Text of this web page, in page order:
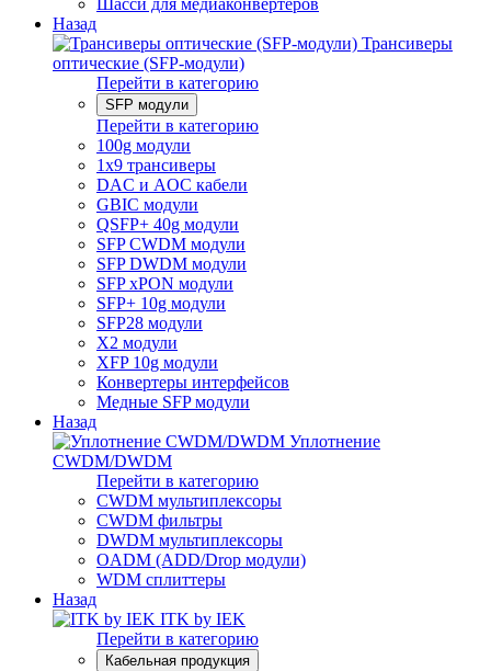
Шасси для медиаконвертеров
Назад
Трансиверы
оптические (SFP-модули)
Перейти в категорию
SFP модули
Перейти в категорию
100g модули
1x9 трансиверы
DAC и AOC кабели
GBIC модули
QSFP+ 40g модули
SFP CWDM модули
SFP DWDM модули
SFP xPON модули
SFP+ 10g модули
SFP28 модули
X2 модули
XFP 10g модули
Конвертеры интерфейсов
Медные SFP модули
Назад
Уплотнение
CWDM/DWDM
Перейти в категорию
CWDM мультиплексоры
CWDM фильтры
DWDM мультиплексоры
OADM (ADD/Drop модули)
WDM сплиттеры
Назад
ITK by IEK
Перейти в категорию
Кабельная продукция